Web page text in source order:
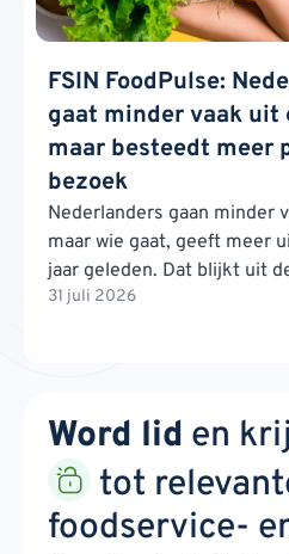
FSIN FoodPulse:
gaat minder vaak uit
maar besteedt meer
bezoek
Nederlanders gaan minder
maar wie gaat, geeft meer
jaar geleden. Dat blijkt uit
31 juli 2026
Word lid en
tot
foodservice-